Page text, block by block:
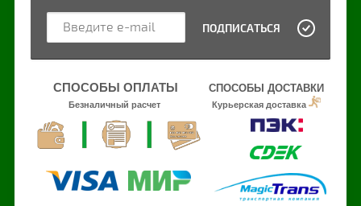
ПОДПИСАТЬСЯ
СПОСОБЫ ОПЛАТЫ
Безналичный расчет
СПОСОБЫ ДОСТАВКИ
Курьерская доставка